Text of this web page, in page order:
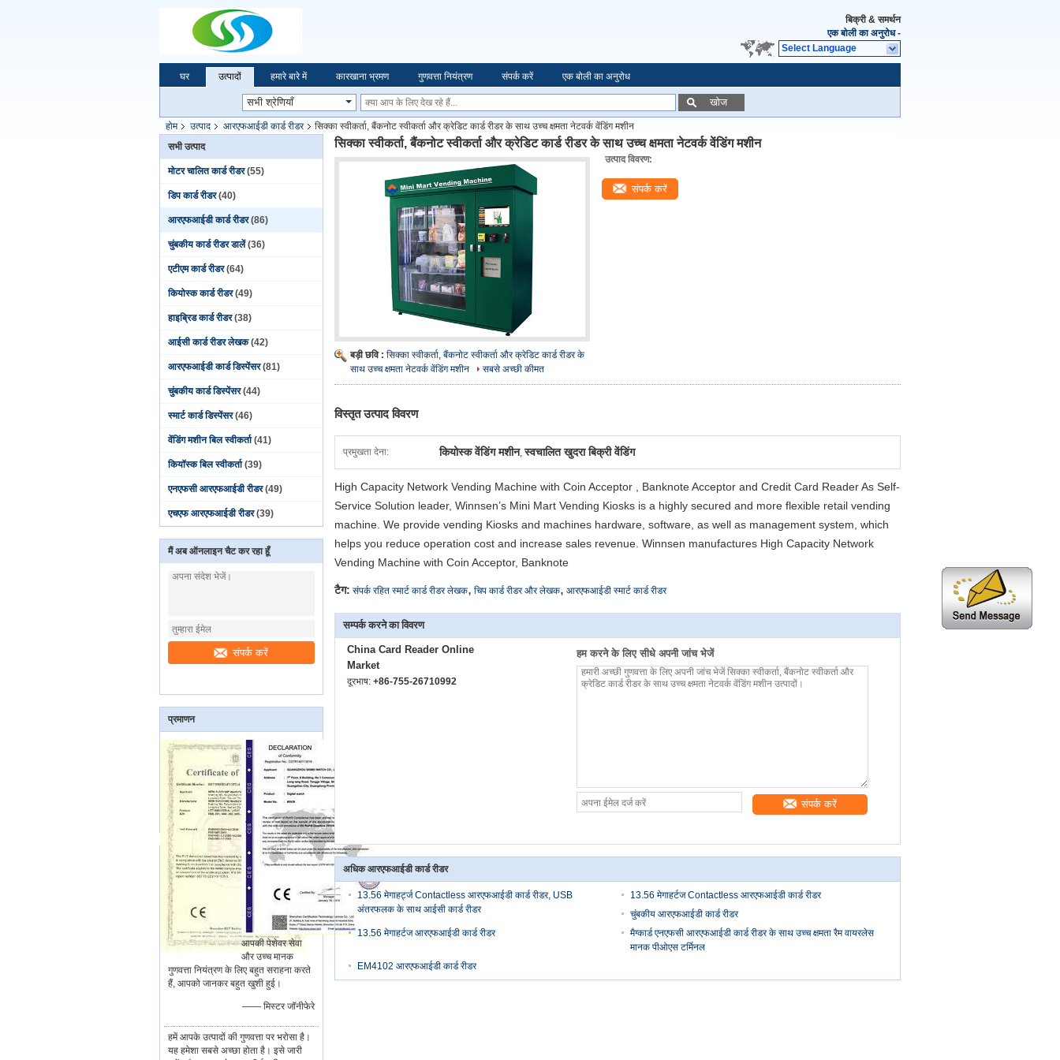
बिक्री & समर्थन
एक बोली का अनुरोध-
Select Language
घर उत्पादों हमारे बारे में कारखाना भ्रमण गुणवत्ता नियंत्रण संपर्क करें एक बोली का अनुरोध
खोज
होम उत्पाद आरएफआईडी कार्ड रीडर
सिक्का स्वीकर्ता, बैंकनोट स्वीकर्ता और क्रेडिट कार्ड रीडर के साथ उच्च क्षमता नेटवर्क वेंडिंग मशीन
सभी उत्पाद
मोटर चालित कार्ड रीडर (55)
डिप कार्ड रीडर (40)
आरएफआईडी कार्ड रीडर (86)
चुंबकीय कार्ड रीडर डालें (36)
एटीएम कार्ड रीडर (64)
कियोस्क कार्ड रीडर (49)
हाइब्रिड कार्ड रीडर (38)
आईसी कार्ड रीडर लेखक (42)
आरएफआईडी कार्ड डिस्पेंसर (81)
चुंबकीय कार्ड डिस्पेंसर (44)
स्मार्ट कार्ड डिस्पेंसर (46)
वेंडिंग मशीन बिल स्वीकर्ता (41)
कियॉस्क बिल स्वीकर्ता (39)
एनएफसी आरएफआईडी रीडर (49)
एचएफ आरएफआईडी रीडर (39)
मैं अब ऑनलाइन चैट कर रहा हूँ
संपर्क करें
प्रमाणन
आपकी पेशेवर सेवा
और उच्च मानक
गुणवत्ता नियंत्रण के लिए बहुत सराहना करते
हैं, आपको जानकर बहुत खुशी हुई।
—— मिस्टर जॉनीफेरे
हमें आपके उत्पादों की गुणवत्ता पर भरोसा है।
यह हमेशा सबसे अच्छा होता है। इसे जारी
सिक्का स्वीकर्ता, बैंकनोट स्वीकर्ता और क्रेडिट कार्ड रीडर के साथ उच्च क्षमता नेटवर्क वेंडिंग मशीन
बड़ी छवि : सिक्का स्वीकर्ता, बैंकनोट स्वीकर्ता और क्रेडिट कार्ड रीडर के
साथ उच्च क्षमता नेटवर्क वेंडिंग मशीन
सबसे अच्छी कीमत
उत्पाद विवरण:
संपर्क करें
विस्तृत उत्पाद विवरण
प्रमुखता देना: कियोस्क वेंडिंग मशीन,स्वचालित खुदरा बिक्री वेंडिंग
High Capacity Network Vending Machine with Coin Acceptor , Banknote Acceptor and Credit Card Reader As Self-
Service Solution leader, Winnsen’s Mini Mart Vending Kiosks is a highly secured and more flexible retail vending
machine. We provide vending Kiosks and machines hardware, software, as well as management system, which
helps you reduce operation cost and increase sales revenue. Winnsen manufactures High Capacity Network
Vending Machine with Coin Acceptor, Banknote
टैग: संपर्क रहित स्मार्ट कार्ड रीडर लेखक, चिप कार्ड रीडर और लेखक, आरएफआईडी स्मार्ट कार्ड रीडर
सम्पर्क करने का विवरण
China Card Reader Online
Market
दूरभाष: +86-755-26710992
हम करने के लिए सीधे अपनी जांच भेजें
संपर्क करें
अधिक आरएफआईडी कार्ड रीडर
13.56 मेगाहर्ट्ज Contactless आरएफआईडी कार्ड रीडर, USB
अंतरफलक के साथ आईसी कार्ड रीडर
13.56 मेगाहर्टज Contactless आरएफआईडी कार्ड रीडर
चुंबकीय आरएफआईडी कार्ड रीडर
13.56 मेगाहर्टज आरएफआईडी कार्ड रीडर
मैग्कार्ड एनएफसी आरएफआईडी कार्ड रीडर के साथ उच्च क्षमता रैम वायरलेस
मानक पीओएस टर्मिनल
EM4102 आरएफआईडी कार्ड रीडर